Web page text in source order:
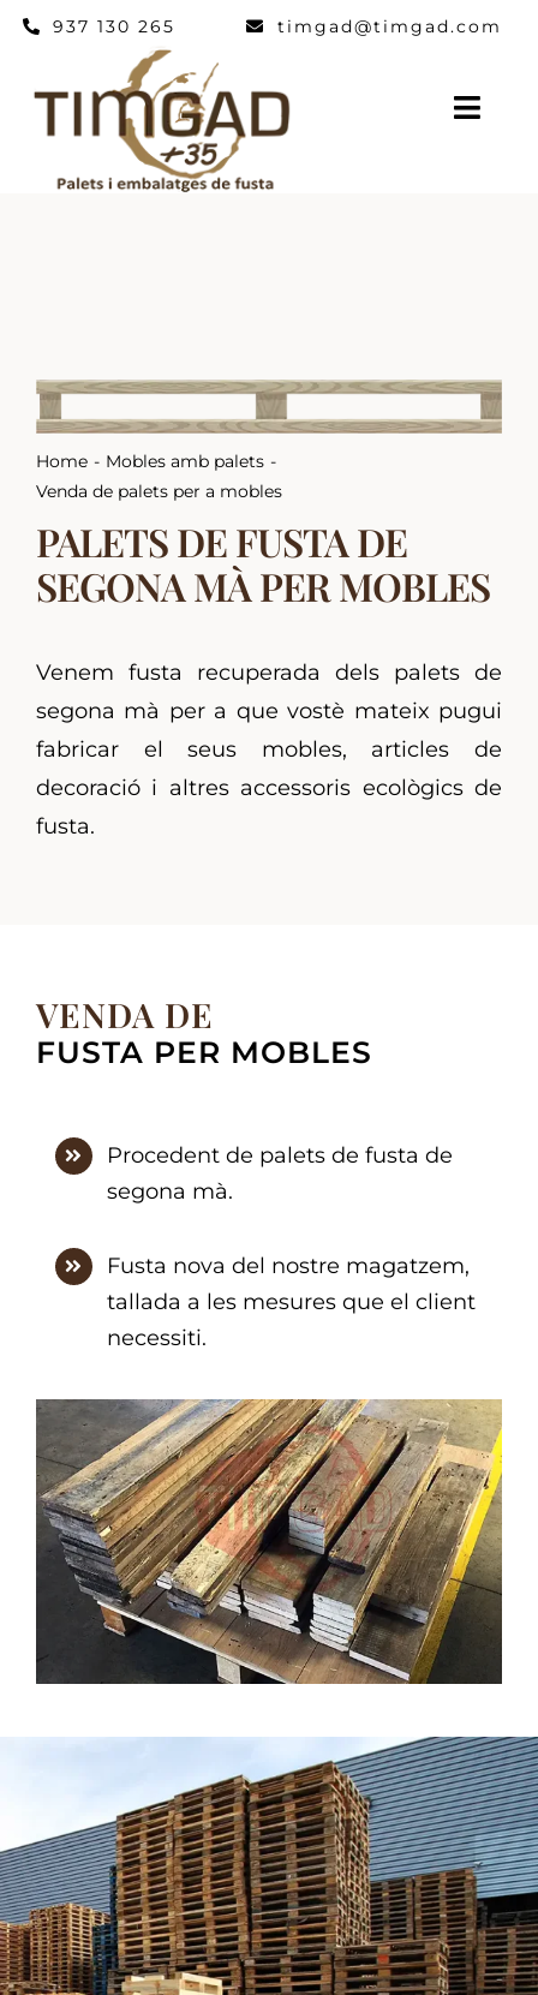
Skip
content
937 130 265 timgad@timgad.com
Inici
CONTACTE
Home
Mobles amb palets
Venda de palets per a mobles
PALETS DE FUSTA DE
SEGONA MÀ PER MOBLES
Venem fusta recuperada dels palets de
segona mà per a que vostè mateix pugui
fabricar el seus mobles, articles de
decoració i altres accessoris ecològics de
fusta.
VENDA DE
FUSTA PER MOBLES
Procedent de palets de fusta de
segona mà.
Fusta nova del nostre magatzem,
tallada a les mesures que el client
necessiti.